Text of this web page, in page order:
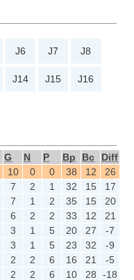
J6 J7 J8
J14 J15 J16
G N P Bp Bc
Diff
10 0 0 38 12
26
7 2 1 32 15
17
7 1 2 35 15
20
6 2 2 33 12
21
3 1 5 20 27
-7
3 1 5 23 32
-9
2 2 6 16 21
-5
2 2 6 10 28
-18